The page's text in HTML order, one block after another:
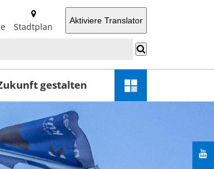
Stadtplan
Aktiviere Translator
gestalten
Schnellzugriff-
Menü